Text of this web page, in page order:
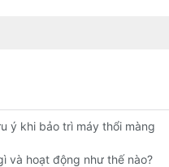
xuất màng chất lượng cao.
ý khi bảo trì máy thổi màng
và hoạt động như thế nào?